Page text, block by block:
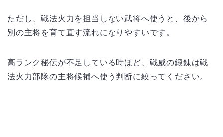
ただし、戦法火力を担当しない武将へ使うと、後から
別の主将を育て直す流れになりやすいです。
高ランク秘伝が不足している時ほど、戦威の鍛錬は戦
法火力部隊の主将候補へ使う判断に絞ってください。